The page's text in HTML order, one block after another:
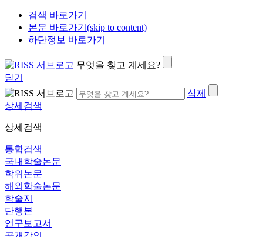
검색 바로가기
본문 바로가기(skip to content)
하단정보 바로가기
무엇을 찾고 계세요?
닫기
삭제
상세검색
상세검색
통합검색
국내학술논문
학위논문
해외학술논문
학술지
단행본
연구보고서